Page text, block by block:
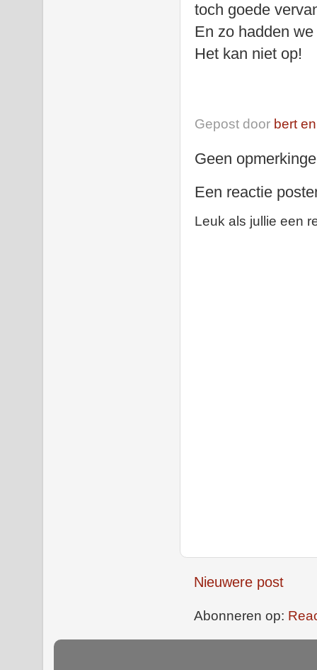
toch goede
En zo hadden
Het kan niet op!
Gepost door bert
Geen
Een reactie
Leuk als jullie een
Nieuwere post
Abonneren op: